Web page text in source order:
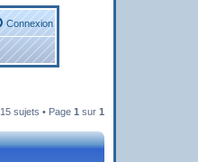
Connexion
15 sujets • Page 1 sur 1